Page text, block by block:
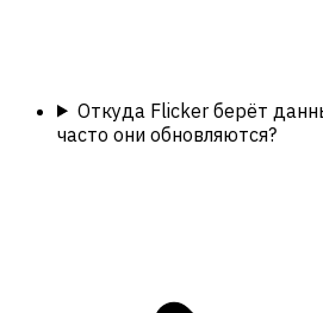
Откуда Flicker берёт
часто они обновляются?